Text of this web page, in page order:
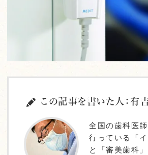
この記事を書いた人：有
全国の歯科医
行っている「イ
と「審美歯科